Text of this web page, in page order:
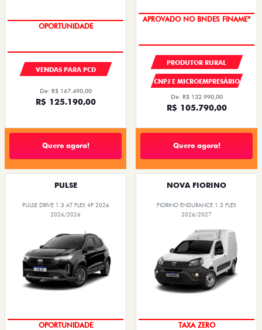
OPORTUNIDADE
VENDAS PARA PCD
De: R$ 167.490,00
R$ 125.190,00
Quero agora!
APROVADO NO BNDES FINAME*
PRODUTOR RURAL
CNPJ E MICROEMPRESÁRIO
De: R$ 132.990,00
R$ 105.790,00
Quero agora!
PULSE
PULSE DRIVE 1.3 AT FLEX 4P 2026
2026/2026
OPORTUNIDADE
NOVA FIORINO
FIORINO ENDURANCE 1.3 FLEX
2026/2027
TAXA ZERO